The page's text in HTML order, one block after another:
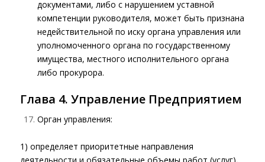
документами, либо с нарушением уставной
компетенции руководителя, может быть признана
недействительной по иску органа управления или
уполномоченного органа по государственному
имущества, местного исполнительного органа
либо прокурора.
Глава 4. Управление Предприятием
Орган управления:
1) определяет приоритетные направления